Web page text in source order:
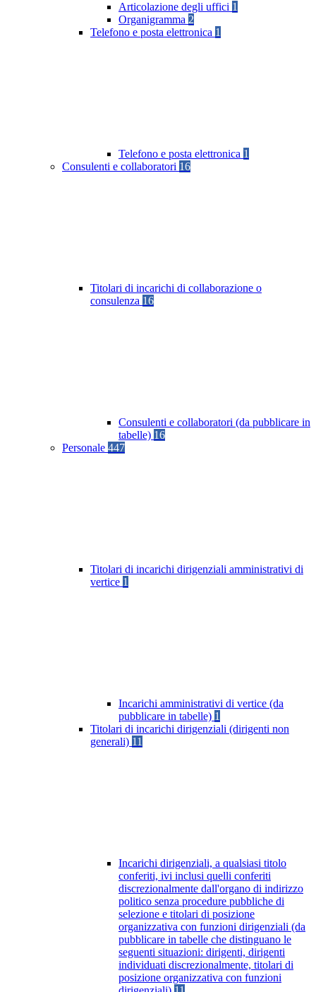
Articolazione degli uffici 1
Organigramma 2
Telefono e posta elettronica 1
Telefono e posta elettronica 1
Consulenti e collaboratori 16
Titolari di incarichi di collaborazione o
consulenza 16
Consulenti e collaboratori (da pubblicare in
tabelle) 16
Personale 447
Titolari di incarichi dirigenziali amministrativi di
vertice 1
Incarichi amministrativi di vertice (da
pubblicare in tabelle) 1
Titolari di incarichi dirigenziali (dirigenti non
generali) 11
Incarichi dirigenziali, a qualsiasi titolo
conferiti, ivi inclusi quelli conferiti
discrezionalmente dall'organo di indirizzo
politico senza procedure pubbliche di
selezione e titolari di posizione
organizzativa con funzioni dirigenziali (da
pubblicare in tabelle che distinguano le
seguenti situazioni: dirigenti, dirigenti
individuati discrezionalmente, titolari di
posizione organizzativa con funzioni